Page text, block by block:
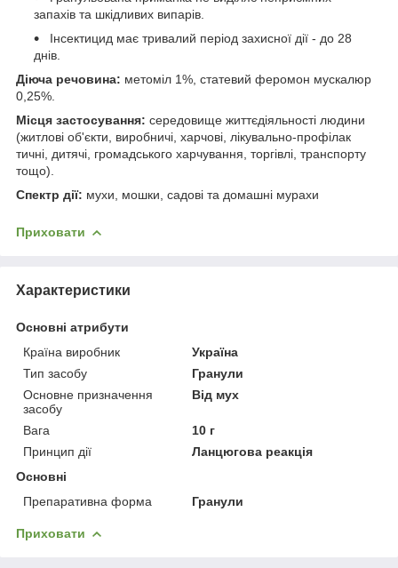
запахів та шкідливих випарів.
Інсектицид має тривалий період захисної дії - до 28
днів.
Діюча речовина: метоміл 1%, статевий феромон мускалюр
0,25%.
Місця застосування: середовище життєдіяльності людини
(житлові об'єкти, виробничі, харчові, лікувально-профілак
тичні, дитячі, громадського харчування, торгівлі, транспорту
тощо).
Спектр дії: мухи, мошки, садові та домашні мурахи
Приховати
Характеристики
Основні атрибути
Країна виробник
Україна
Тип засобу
Гранули
Основне призначення
засобу
Від мух
Вага
10 г
Принцип дії
Ланцюгова реакція
Основні
Препаративна форма
Гранули
Приховати